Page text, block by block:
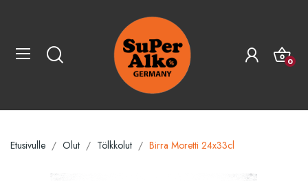
0
Etusivulle Olut Tölkkolut Birra Moretti 24x33cl